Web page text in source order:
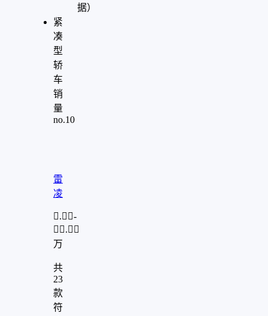
据）
紧
凑
型
轿
车
销
量
no.10
雷
凌
.-
.
万
共
23
款
符